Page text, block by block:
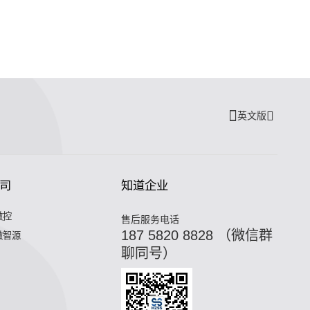
英文版
控
智源
知道企业
售后服务电话
187 5820 8828 （微信群
聊同号）